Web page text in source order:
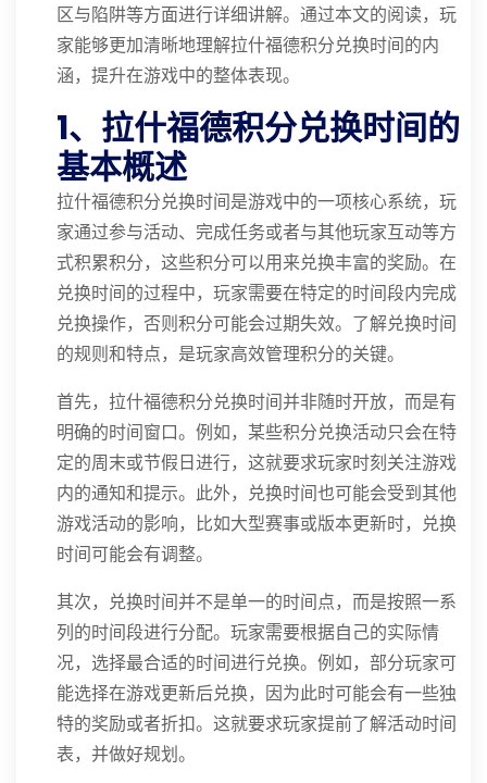
区与陷阱等方面进行详细讲解。通过本文的阅读，玩
家能够更加清晰地理解拉什福德积分兑换时间的内
涵，提升在游戏中的整体表现。
1、拉什福德积分兑换时间的
基本概述
拉什福德积分兑换时间是游戏中的一项核心系统，玩
家通过参与活动、完成任务或者与其他玩家互动等方
式积累积分，这些积分可以用来兑换丰富的奖励。在
兑换时间的过程中，玩家需要在特定的时间段内完成
兑换操作，否则积分可能会过期失效。了解兑换时间
的规则和特点，是玩家高效管理积分的关键。
首先，拉什福德积分兑换时间并非随时开放，而是有
明确的时间窗口。例如，某些积分兑换活动只会在特
定的周末或节假日进行，这就要求玩家时刻关注游戏
内的通知和提示。此外，兑换时间也可能会受到其他
游戏活动的影响，比如大型赛事或版本更新时，兑换
时间可能会有调整。
其次，兑换时间并不是单一的时间点，而是按照一系
列的时间段进行分配。玩家需要根据自己的实际情
况，选择最合适的时间进行兑换。例如，部分玩家可
能选择在游戏更新后兑换，因为此时可能会有一些独
特的奖励或者折扣。这就要求玩家提前了解活动时间
表，并做好规划。